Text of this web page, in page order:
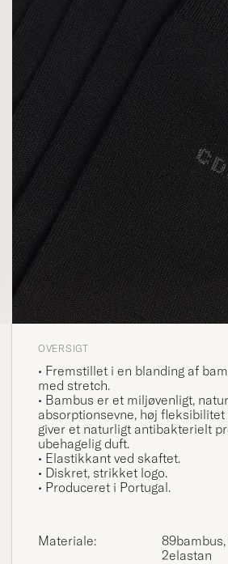
OVERSIGT
• Fremstillet i en blanding af
med stretch.
• Bambus er et miljøvenligt,
absorptionsevne, høj fleksibilitet
giver et naturligt antibakterielt
ubehagelig duft.
• Elastikkant ved skaftet.
• Diskret, strikket logo.
• Produceret i Portugal.
Materiale:
2elastan